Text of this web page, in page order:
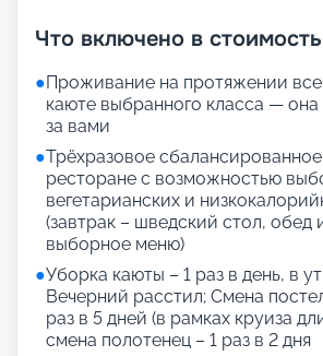
Что включено в стоимость
●Проживание на протяжении
каюте выбранного класса — она
за вами
●Трёхразовое
ресторане с возможностью
вегетарианских и
(завтрак – шведский стол, обед
выборное меню)
●Уборка каюты – 1 раз в день, в
Вечерний расстил; Смена
раз в 5 дней (в рамках круиза
смена полотенец – 1 раз в 2 дня